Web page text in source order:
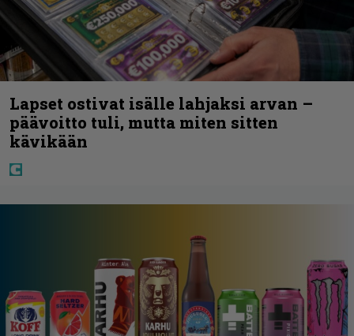
Lapset ostivat isälle lahjaksi arvan –
päävoitto tuli, mutta miten sitten
kävikään